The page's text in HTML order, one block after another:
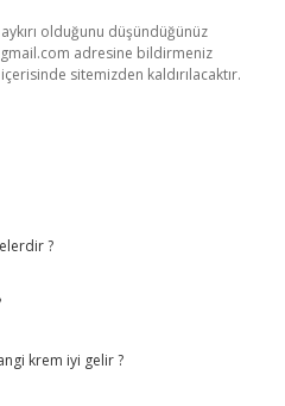
olduğunu düşündüğünüz
adresine bildirmeniz
sitemizden kaldırılacaktır.
?
krem iyi gelir ?